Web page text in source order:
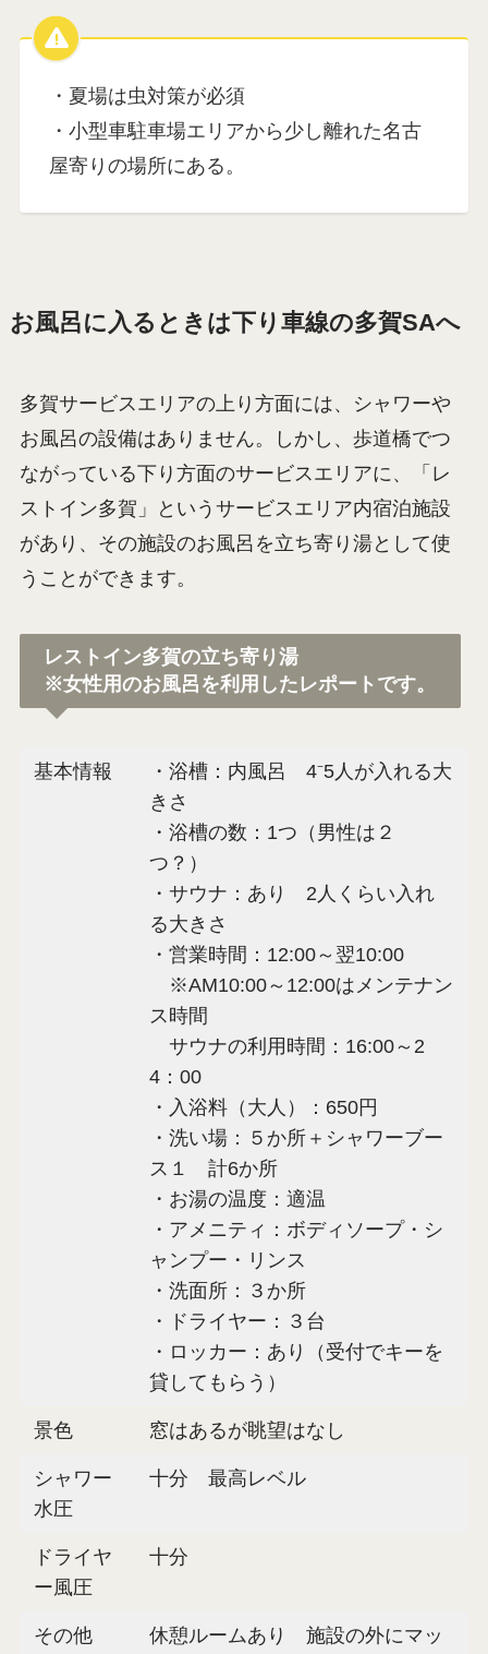
・夏場は虫対策が必須
・小型車駐車場エリアから少し離れた名古
屋寄りの場所にある。
お風呂に入るときは下り車線の多賀SAへ
多賀サービスエリアの上り方面には、シャワーや
お風呂の設備はありません。しかし、歩道橋でつ
ながっている下り方面のサービスエリアに、「レ
ストイン多賀」というサービスエリア内宿泊施設
があり、その施設のお風呂を立ち寄り湯として使
うことができます。
レストイン多賀の立ち寄り湯
※女性用のお風呂を利用したレポートです。
基本情報
・浴槽：内風呂 4⁻5人が入れる大
きさ
・浴槽の数：1つ（男性は２
つ？）
・サウナ：あり 2人くらい入れ
る大きさ
・営業時間：12:00～翌10:00
※AM10:00～12:00はメンテナン
ス時間
サウナの利用時間：16:00～2
4：00
・入浴料（大人）：650円
・洗い場：５か所＋シャワーブー
ス１ 計6か所
・お湯の温度：適温
・アメニティ：ボディソープ・シ
ャンプー・リンス
・洗面所：３か所
・ドライヤー：３台
・ロッカー：あり（受付でキーを
貸してもらう）
景色 窓はあるが眺望はなし
シャワー
水圧
十分 最高レベル
ドライヤ
ー風圧
十分
その他
休憩ルームあり 施設の外にマッ